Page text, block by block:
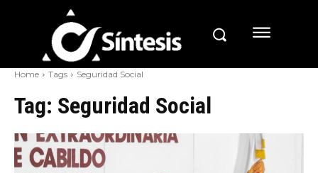
Home Tags Seguridad Social
Tag: Seguridad Social